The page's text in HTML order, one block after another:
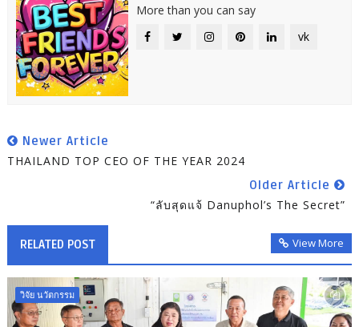
More than you can say
vk
Newer Article
THAILAND TOP CEO OF THE YEAR 2024
Older Article
“ลับสุดแจ้ Danuphol’s The Secret”
RELATED POST View More
วิจัย นวัตกรรม